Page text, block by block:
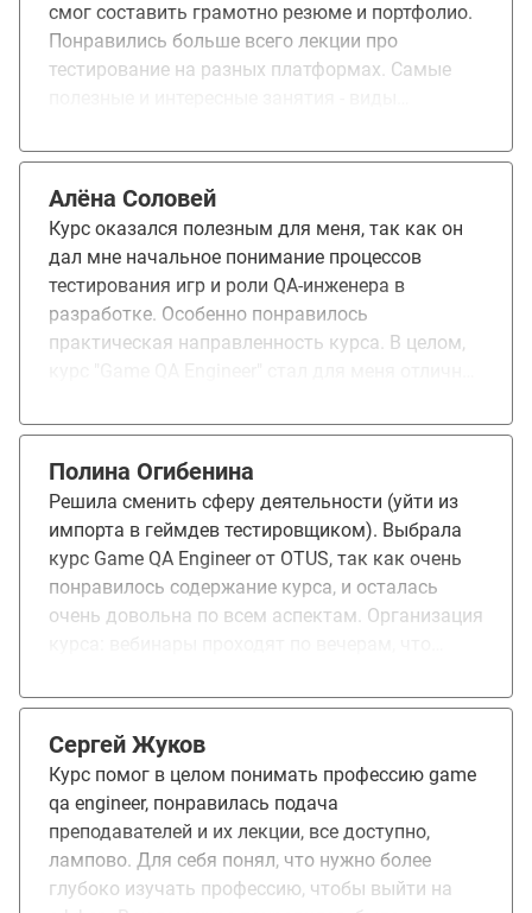
смог составить грамотно резюме и портфолио.
Понравились больше всего лекции про
тестирование на разных платформах. Самые
платформах и оформление резюме. Знания
полученные на курсе помогли мне в
профессиональной сфере.
Алёна Соловей
Курс оказался полезным для меня, так как он
дал мне начальное понимание процессов
тестирования игр и роли QA-инженера в
разработке. Особенно понравилось
практическая направленность курса. В целом,
области.
Полина Огибенина
Решила сменить сферу деятельности (уйти из
импорта в геймдев тестировщиком). Выбрала
курс Game QA Engineer от OTUS, так как очень
понравилось содержание курса, и осталась
очень довольна по всем аспектам. Организация
меня сложилась ситуация: в середине курса я
поняла, что не успеваю погрузиться как
следует в материал из-за большой нагрузки на
текущей работе, и воспользовалась опцией
завершить курс со следующим потоком - это
замечательная возможность, так как не всегда
получается оценить свое свободное время, если
работаешь параллельно обучению. Программа:
Сергей Жуков
Курс помог в целом понимать профессию game
qa engineer, понравилась подача
преподавателей и их лекции, все доступно,
лампово. Для себя понял, что нужно более
глубоко изучать профессию, чтобы выйти на